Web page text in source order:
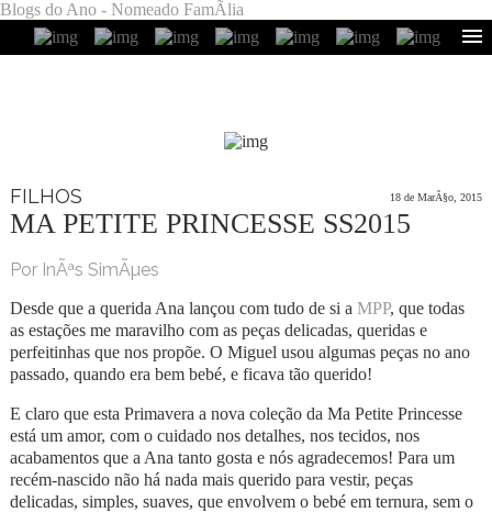
Blogs do Ano - Nomeado FamÃ­lia
FILHOS 18 de MarÃ§o, 2015
MA PETITE PRINCESSE SS2015
Por InÃªs SimÃµes
Desde que a querida Ana lançou com tudo de si a MPP, que todas
as estações me maravilho com as peças delicadas, queridas e
perfeitinhas que nos propõe. O Miguel usou algumas peças no ano
passado, quando era bem bebé, e ficava tão querido!
E claro que esta Primavera a nova coleção da Ma Petite Princesse
está um amor, com o cuidado nos detalhes, nos tecidos, nos
acabamentos que a Ana tanto gosta e nós agradecemos! Para um
recém-nascido não há nada mais querido para vestir, peças
delicadas, simples, suaves, que envolvem o bebé em ternura, sem o